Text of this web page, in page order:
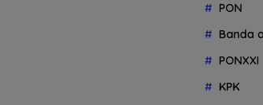
PON
Banda
PONXXI
KPK